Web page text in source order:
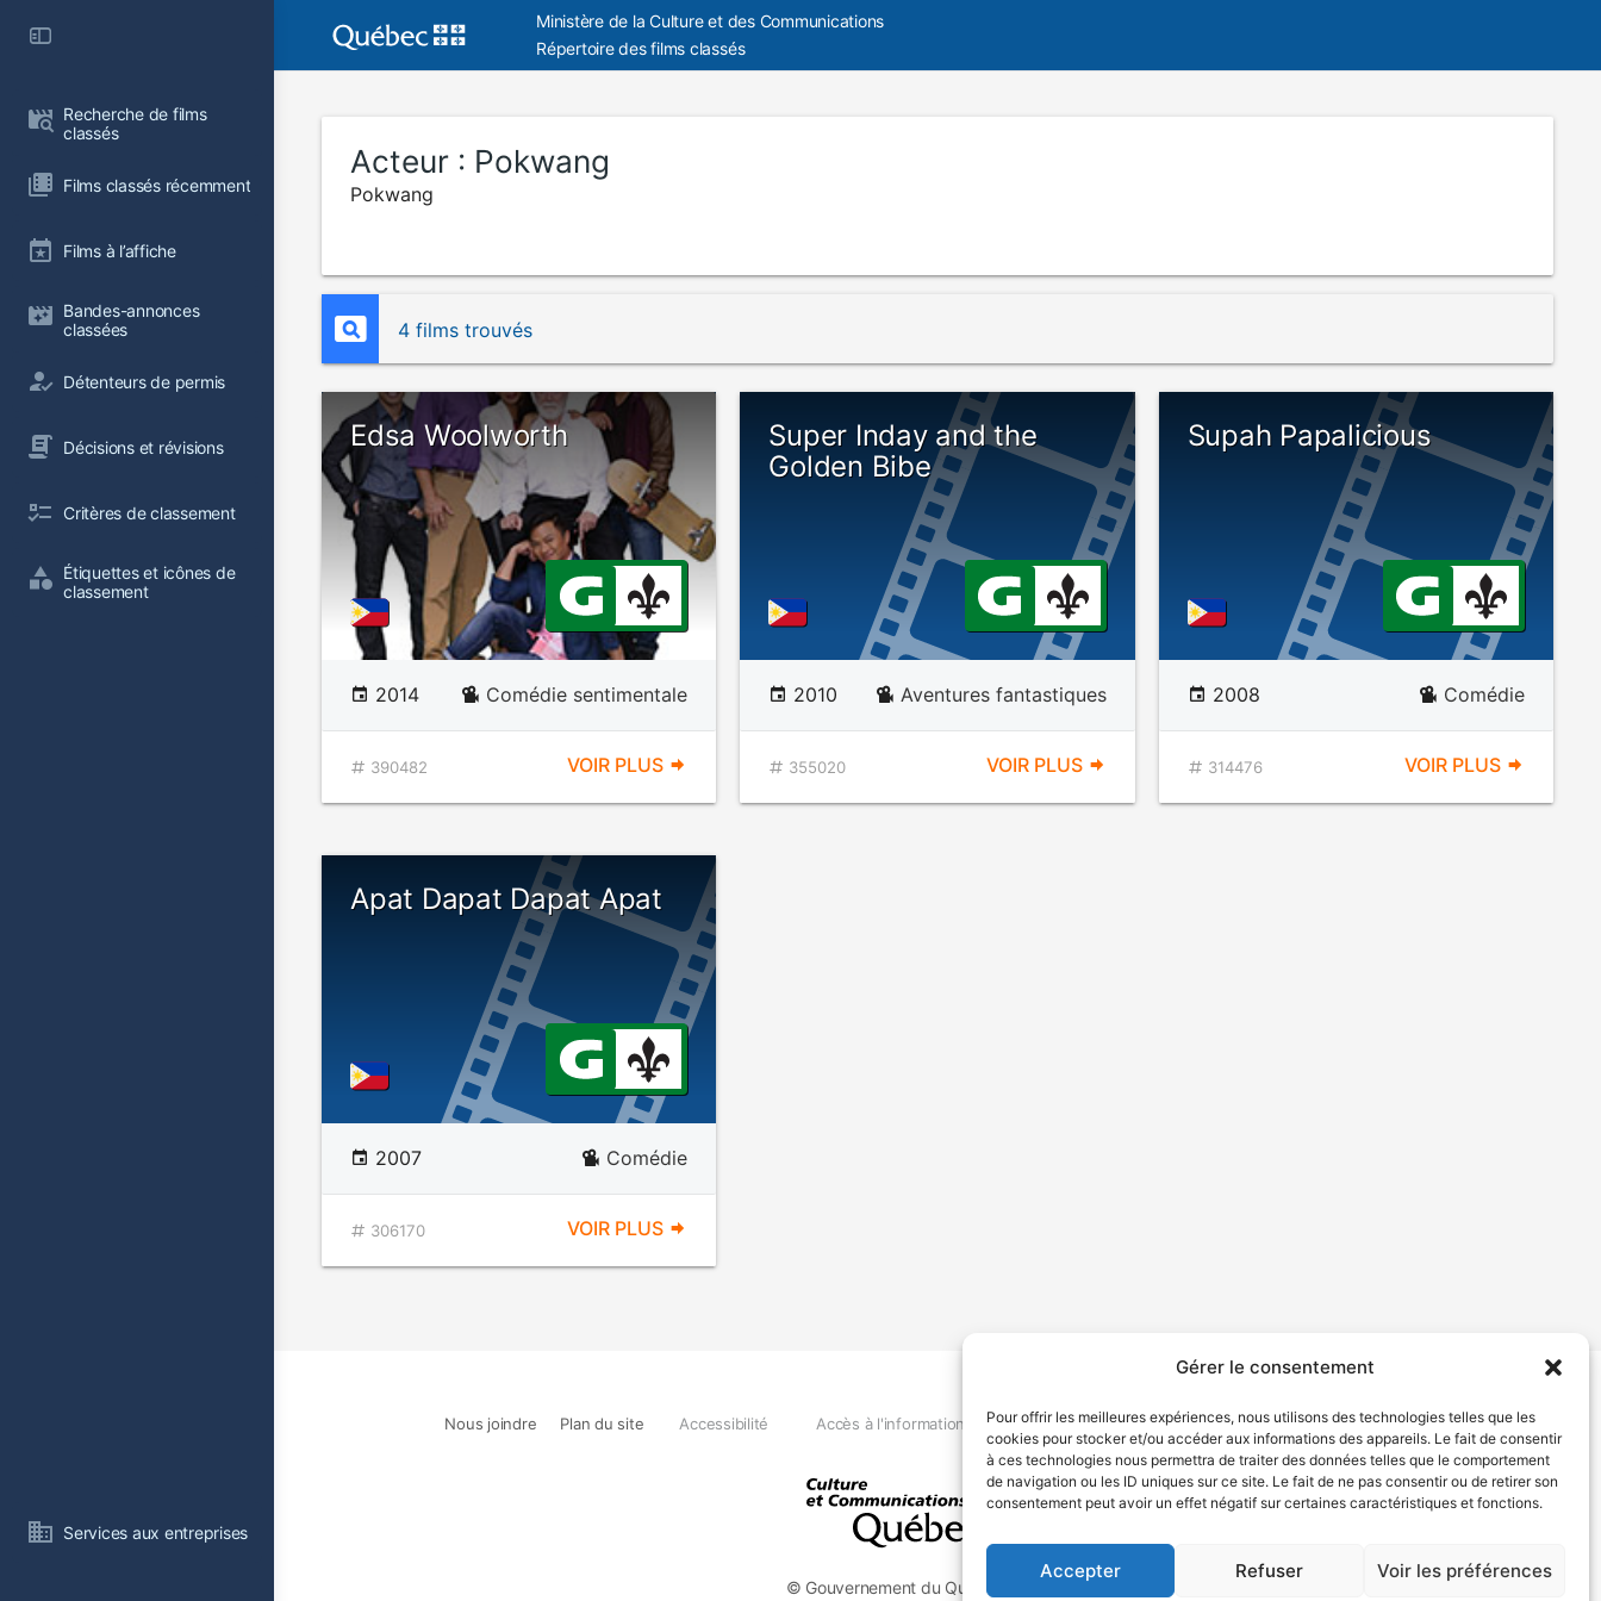
Gérer le consentement
Pour offrir les meilleures expériences, nous utilisons des technologies telles que les
cookies pour stocker et/ou accéder aux informations des appareils. Le fait de consentir
à ces technologies nous permettra de traiter des données telles que le comportement
de navigation ou les ID uniques sur ce site. Le fait de ne pas consentir ou de retirer son
consentement peut avoir un effet négatif sur certaines caractéristiques et fonctions.
Accepter Refuser Voir les préférences
Recherche de films
classés
Films classés récemment
Films à l’affiche
Bandes-annonces
classées
Détenteurs de permis
Décisions et révisions
Critères de classement
Étiquettes et icônes de
classement
Services aux entreprises
Ministère de la Culture et des Communications
Répertoire des films classés
Acteur : Pokwang
Pokwang
4 films trouvés
Edsa Woolworth
2014 Comédie sentimentale
390482 VOIR PLUS
Super Inday and the
Golden Bibe
2010 Aventures fantastiques
355020 VOIR PLUS
Supah Papalicious
2008 Comédie
314476 VOIR PLUS
Apat Dapat Dapat Apat
2007 Comédie
306170 VOIR PLUS
© Gouvernement du Québec, 2026
Nous joindre Plan du site Accessibilité Accès à l'information Déclaration de services Politique de confidentialité